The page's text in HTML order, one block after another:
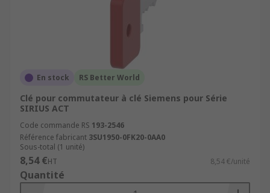
En stock RS Better World
Clé pour commutateur à clé Siemens pour Série
SIRIUS ACT
Code commande RS 193-2546
Référence fabricant 3SU1950-0FK20-0AA0
Sous-total (1 unité)
8,54 €HT 8,54 €/unité
Quantité